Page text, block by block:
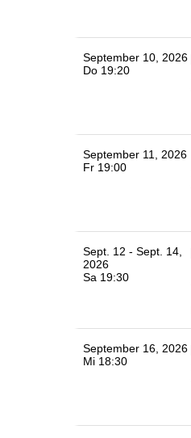
September 10, 2026
Do 19:20
September 11, 2026
Fr 19:00
Sept. 12 - Sept. 14,
2026
Sa 19:30
September 16, 2026
Mi 18:30